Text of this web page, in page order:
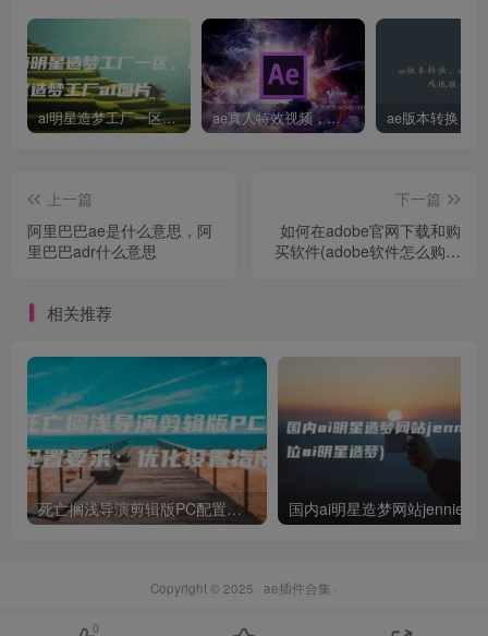
ai明星造梦工厂一区，明星造梦工厂ai图片 ae真人特效视频，大学生第一次做ppt怎么做
上一篇
阿里巴巴ae是什么意思，阿
里巴巴adr什么意思
下一篇
如何在adobe官网下载和购
买软件(adobe软件怎么购买
相关推荐
死亡搁浅导演剪辑版PC配置要求：优化设置指南
Copyright © 2025 · ae插件合集 ·
0